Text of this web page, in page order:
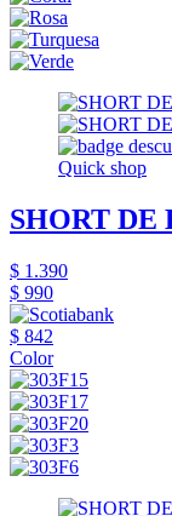
Quick shop
SHORT DE
$ 1.390
$ 990
$ 842
Color